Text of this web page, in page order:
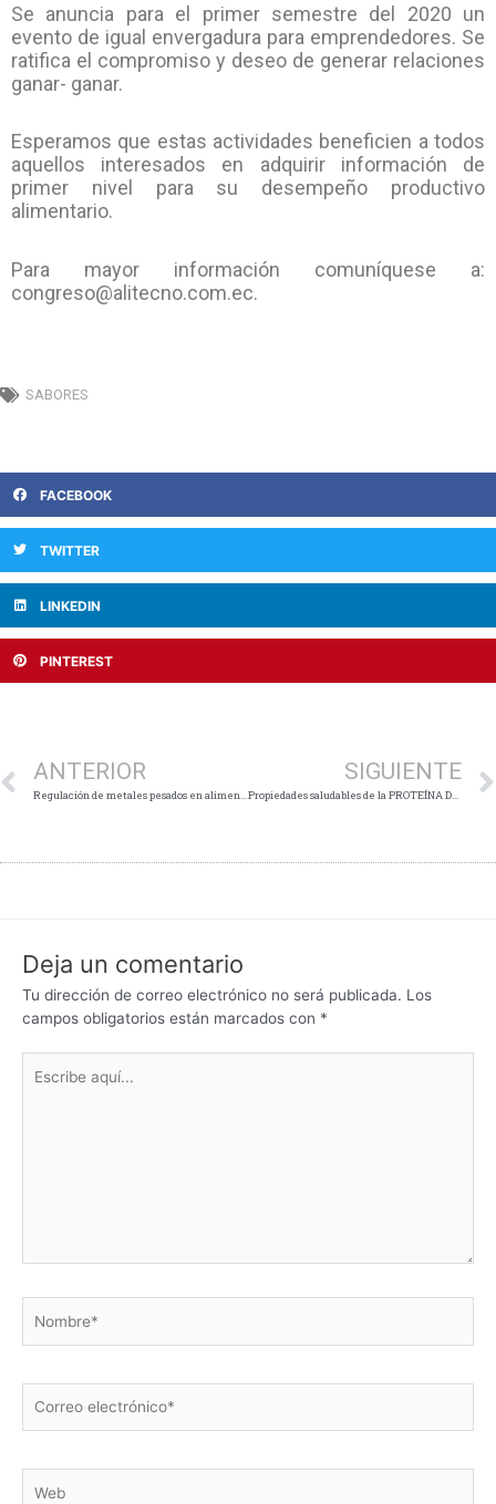
Se anuncia para el primer semestre del 2020 un
evento de igual envergadura para emprendedores. Se
ratifica el compromiso y deseo de generar relaciones
ganar- ganar.
Esperamos que estas actividades beneficien a todos
aquellos interesados en adquirir información de
primer nivel para su desempeño productivo
alimentario.
Para mayor información comuníquese a:
congreso@alitecno.com.ec.
SABORES
FACEBOOK
TWITTER
LINKEDIN
PINTEREST
ANTERIOR
Regulación de metales pesados en alimentos. Presencia de Cadmio en cacao y chocolate de exportación
SIGUIENTE
Propiedades saludables de la PROTEÍNA DE AVENA
Deja un comentario
Tu dirección de correo electrónico no será publicada. Los
campos obligatorios están marcados con *
aquí...
electrónico*